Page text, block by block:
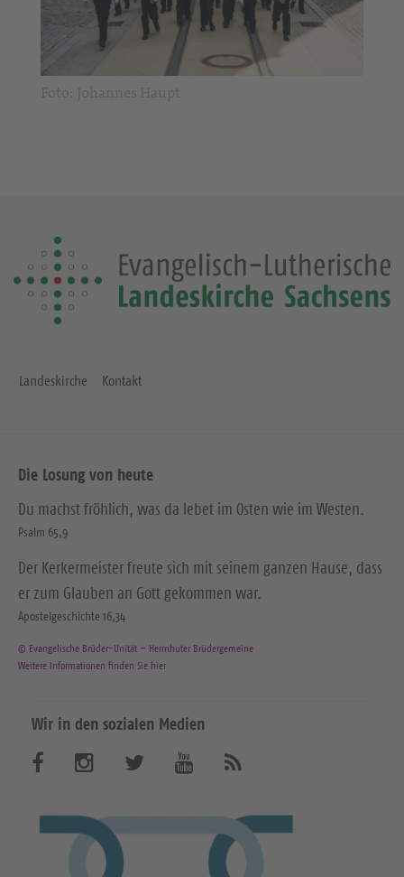
Landeskirche Kontakt
Die Losung von heute
Du machst fröhlich, was da lebet im Osten wie im Westen.
Psalm 65,9
Der Kerkermeister freute sich mit seinem ganzen Hause, dass
er zum Glauben an Gott gekommen war.
Apostelgeschichte 16,34
© Evangelische Brüder-Unität – Herrnhuter Brüdergemeine
Weitere Informationen finden Sie hier
Wir in den sozialen Medien
s
s
s
s
n
n
i